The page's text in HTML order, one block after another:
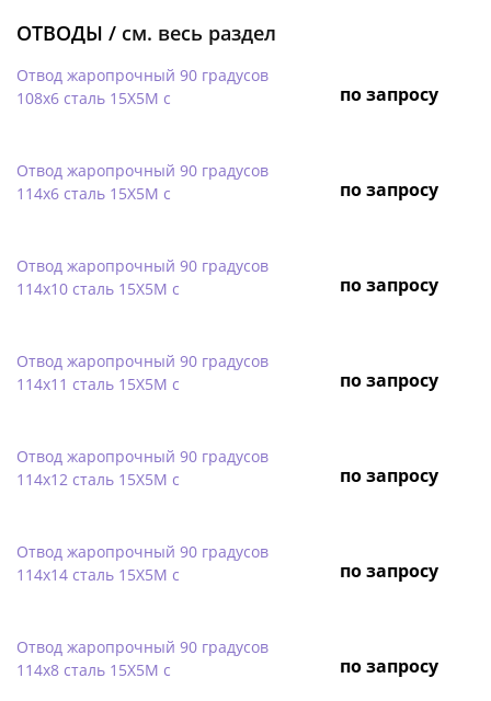
ОТВОДЫ / см. весь раздел
Отвод жаропрочный 90 градусов
108х6 сталь 15Х5М с
по запросу
Отвод жаропрочный 90 градусов
114х6 сталь 15Х5М с
по запросу
Отвод жаропрочный 90 градусов
114х10 сталь 15Х5М с
по запросу
Отвод жаропрочный 90 градусов
114х11 сталь 15Х5М с
по запросу
Отвод жаропрочный 90 градусов
114х12 сталь 15Х5М с
по запросу
Отвод жаропрочный 90 градусов
114х14 сталь 15Х5М с
по запросу
Отвод жаропрочный 90 градусов
114х8 сталь 15Х5М с
по запросу